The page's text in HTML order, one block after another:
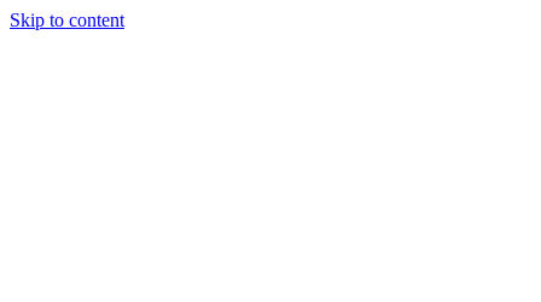
Skip to content